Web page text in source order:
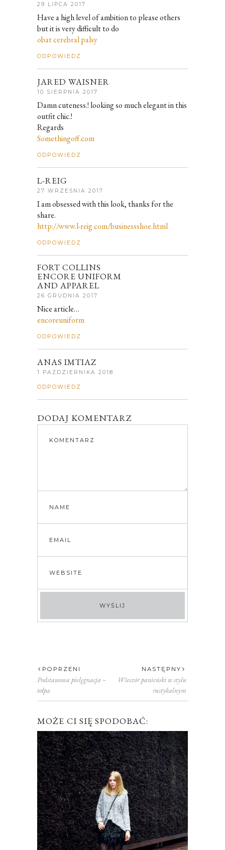
29 LIPCA 2017
Have a high level of ambition to please others
but it is very difficult to do
obat cerebral palsy
ODPOWIEDZ
JARED WAISNER
10 SIERPNIA 2017
Damn cuteness.! looking so much elegant in this
outfit chic.!
Regards
Somethingoff.com
ODPOWIEDZ
L-REIG
27 WRZEŚNIA 2017
I am obsessed with this look, thanks for the
share.
http://www.l-reig.com/businessshoe.html
ODPOWIEDZ
FORT COLLINS
ENCORE UNIFORM
AND APPAREL
26 GRUDNIA 2017
Nice article…
encoreuniform
ODPOWIEDZ
ANAS IMTIAZ
1 PAŹDZIERNIKA 2018
ODPOWIEDZ
DODAJ KOMENTARZ
POPRZENI
Podstawowa pielęgnacja –
tołpa
NASTĘPNY
Wieczór panieński w stylu
rustykalnym
MOŻE CI SIĘ SPODOBAĆ: